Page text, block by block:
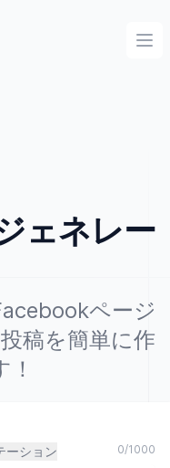
ェネレー
ページ
稿を簡単に作
ーション 0/1000